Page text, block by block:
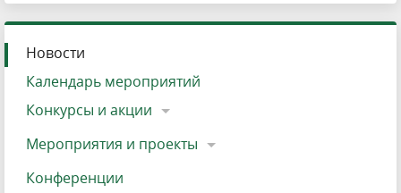
Новости
Календарь мероприятий
Конкурсы и акции
Мероприятия и проекты
Конференции